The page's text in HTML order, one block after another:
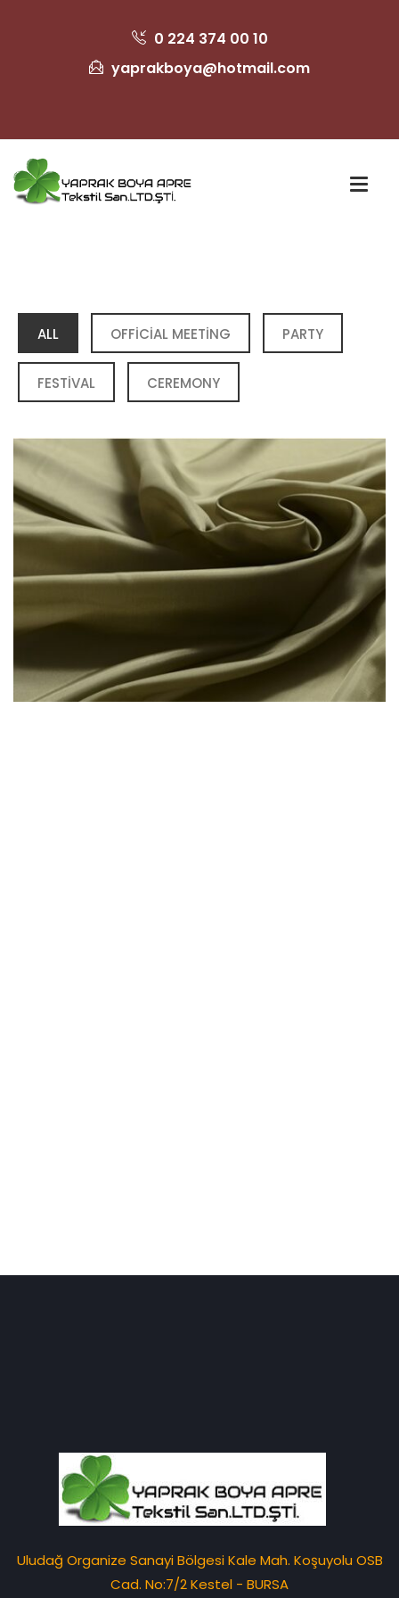
0 224 374 00 10
yaprakboya@hotmail.com
ALL OFFICIAL MEETING PARTY
FESTIVAL CEREMONY
Uludağ Organize Sanayi Bölgesi Kale Mah. Koşuyolu OSB
Cad. No:7/2 Kestel - BURSA